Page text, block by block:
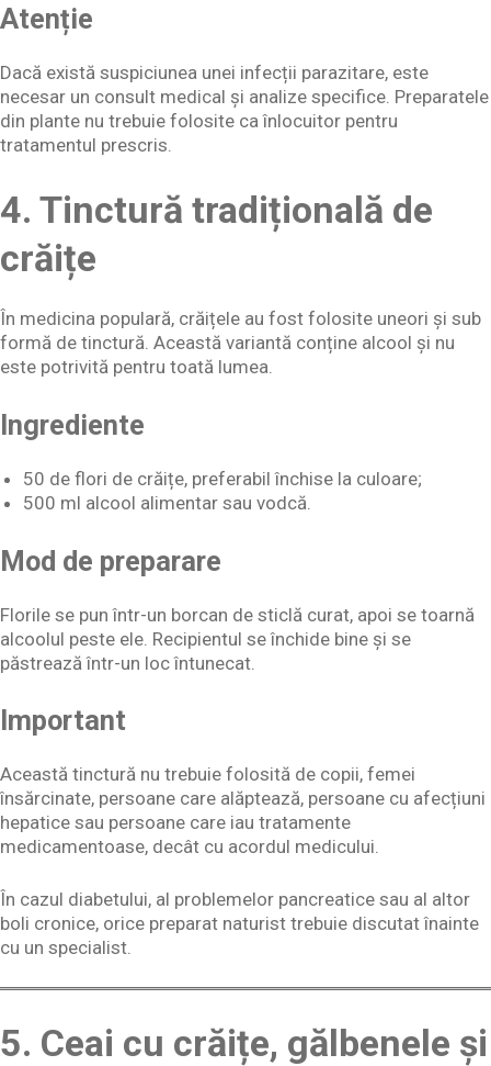
Atenție
Dacă există suspiciunea unei infecții parazitare, este
necesar un consult medical și analize specifice. Preparatele
din plante nu trebuie folosite ca înlocuitor pentru
tratamentul prescris.
4. Tinctură tradițională de
crăițe
În medicina populară, crăițele au fost folosite uneori și sub
formă de tinctură. Această variantă conține alcool și nu
este potrivită pentru toată lumea.
Ingrediente
50 de flori de crăițe, preferabil închise la culoare;
500 ml alcool alimentar sau vodcă.
Mod de preparare
Florile se pun într-un borcan de sticlă curat, apoi se toarnă
alcoolul peste ele. Recipientul se închide bine și se
păstrează într-un loc întunecat.
Important
Această tinctură nu trebuie folosită de copii, femei
însărcinate, persoane care alăptează, persoane cu afecțiuni
hepatice sau persoane care iau tratamente
medicamentoase, decât cu acordul medicului.
În cazul diabetului, al problemelor pancreatice sau al altor
boli cronice, orice preparat naturist trebuie discutat înainte
cu un specialist.
5. Ceai cu crăițe, gălbenele și